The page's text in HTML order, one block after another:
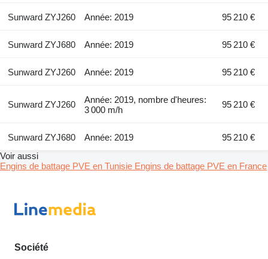
Sunward ZYJ260 Année: 2019 95 210 €
Sunward ZYJ680 Année: 2019 95 210 €
Sunward ZYJ260 Année: 2019 95 210 €
Sunward ZYJ260
Année: 2019, nombre d'heures:
3 000 m/h
95 210 €
Sunward ZYJ680 Année: 2019
95 210 €
Voir aussi
Engins de battage PVE en Tunisie Engins de battage PVE en France
Société